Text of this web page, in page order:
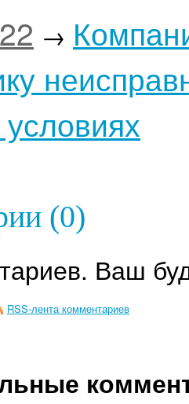
→
(0)
Ваш
RSS-лента комментариев